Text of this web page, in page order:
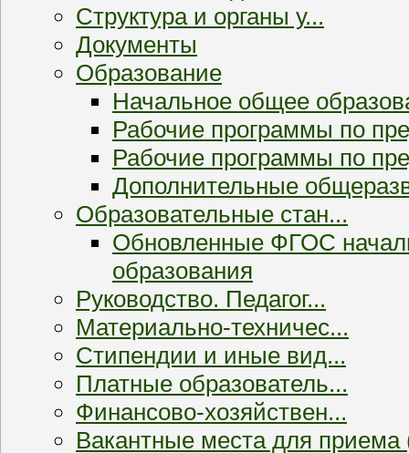
Структура и органы у...
Документы
Образование
Начальное общее
Рабочие программы по
Рабочие программы по
Дополнительные
Образовательные стан...
Обновленные ФГОС
образования
Руководство. Педагог...
Материально-техничес...
Стипендии и иные вид...
Платные образователь...
Финансово-хозяйствен...
Вакантные места для